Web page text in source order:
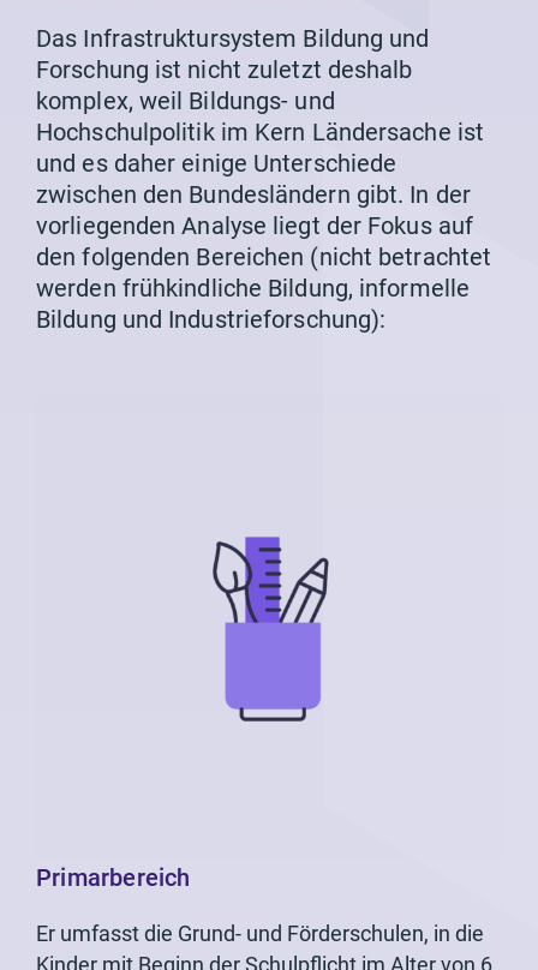
Das Infrastruktursystem Bildung und
Forschung ist nicht zuletzt deshalb
komplex, weil Bildungs- und
Hochschulpolitik im Kern Ländersache ist
und es daher einige Unterschiede
zwischen den Bundesländern gibt. In der
vorliegenden Analyse liegt der Fokus auf
den folgenden Bereichen (nicht betrachtet
werden frühkindliche Bildung, informelle
Bildung und Industrieforschung):
Primarbereich
Er umfasst die Grund- und Förderschulen, in die
Kinder mit Beginn der Schulpflicht im Alter von 6